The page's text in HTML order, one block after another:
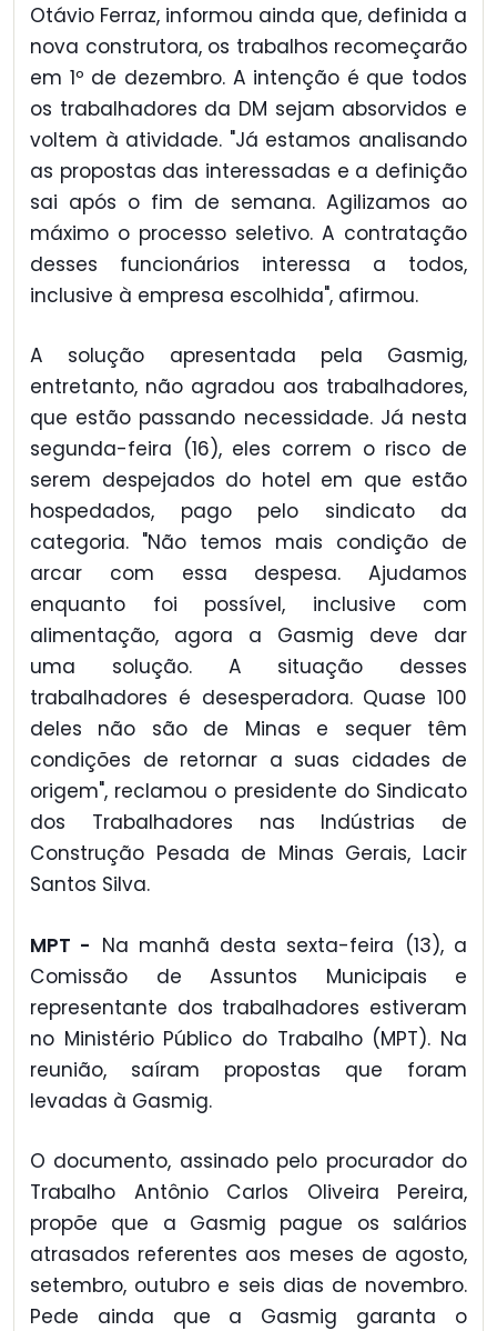
Otávio Ferraz, informou ainda que, definida a
nova construtora, os trabalhos recomeçarão
em 1º de dezembro. A intenção é que todos
os trabalhadores da DM sejam absorvidos e
voltem à atividade. "Já estamos analisando
as propostas das interessadas e a definição
sai após o fim de semana. Agilizamos ao
máximo o processo seletivo. A contratação
desses funcionários interessa a todos,
inclusive à empresa escolhida", afirmou.
A solução apresentada pela Gasmig,
entretanto, não agradou aos trabalhadores,
que estão passando necessidade. Já nesta
segunda-feira (16), eles correm o risco de
serem despejados do hotel em que estão
hospedados, pago pelo sindicato da
categoria. "Não temos mais condição de
arcar com essa despesa. Ajudamos
enquanto foi possível, inclusive com
alimentação, agora a Gasmig deve dar
uma solução. A situação desses
trabalhadores é desesperadora. Quase 100
deles não são de Minas e sequer têm
condições de retornar a suas cidades de
origem", reclamou o presidente do Sindicato
dos Trabalhadores nas Indústrias de
Construção Pesada de Minas Gerais, Lacir
Santos Silva.
MPT - Na manhã desta sexta-feira (13), a
Comissão de Assuntos Municipais e
representante dos trabalhadores estiveram
no Ministério Público do Trabalho (MPT). Na
reunião, saíram propostas que foram
levadas à Gasmig.
O documento, assinado pelo procurador do
Trabalho Antônio Carlos Oliveira Pereira,
propõe que a Gasmig pague os salários
atrasados referentes aos meses de agosto,
setembro, outubro e seis dias de novembro.
Pede ainda que a Gasmig garanta o